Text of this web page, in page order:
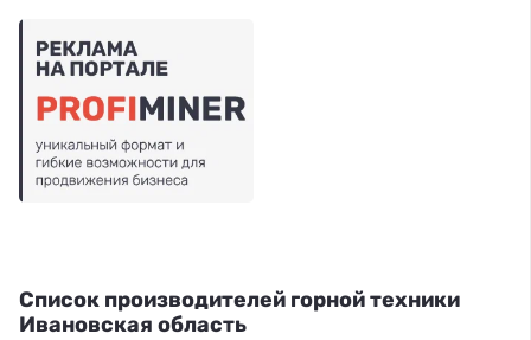
Список производителей горной техники
Ивановская область